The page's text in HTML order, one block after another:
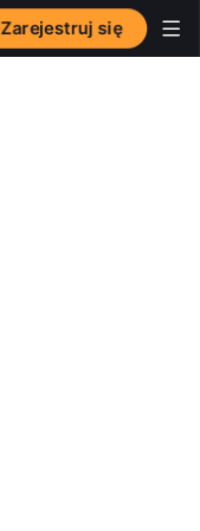
Zarejestruj się